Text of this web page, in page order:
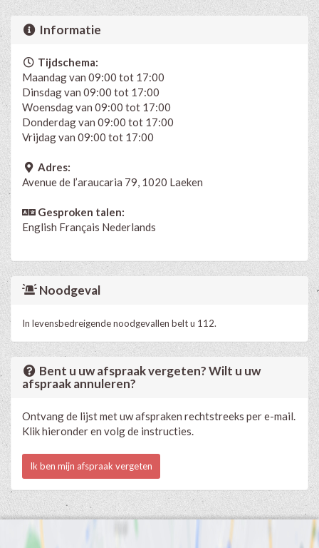
Informatie
Tijdschema:
Maandag van 09:00 tot 17:00
Dinsdag van 09:00 tot 17:00
Woensdag van 09:00 tot 17:00
Donderdag van 09:00 tot 17:00
Vrijdag van 09:00 tot 17:00
Adres:
Avenue de l’araucaria 79, 1020 Laeken
Gesproken talen:
English Français Nederlands
Noodgeval
In levensbedreigende noodgevallen belt u 112.
Bent u uw afspraak vergeten? Wilt u uw
afspraak annuleren?
Ontvang de lijst met uw afspraken rechtstreeks per e-mail.
Klik hieronder en volg de instructies.
Ik ben mijn afspraak vergeten